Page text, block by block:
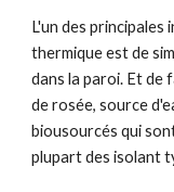
L'un des
thermique est de
dans la paroi. Et
de rosée, source
biousourcés qui
plupart des isolant